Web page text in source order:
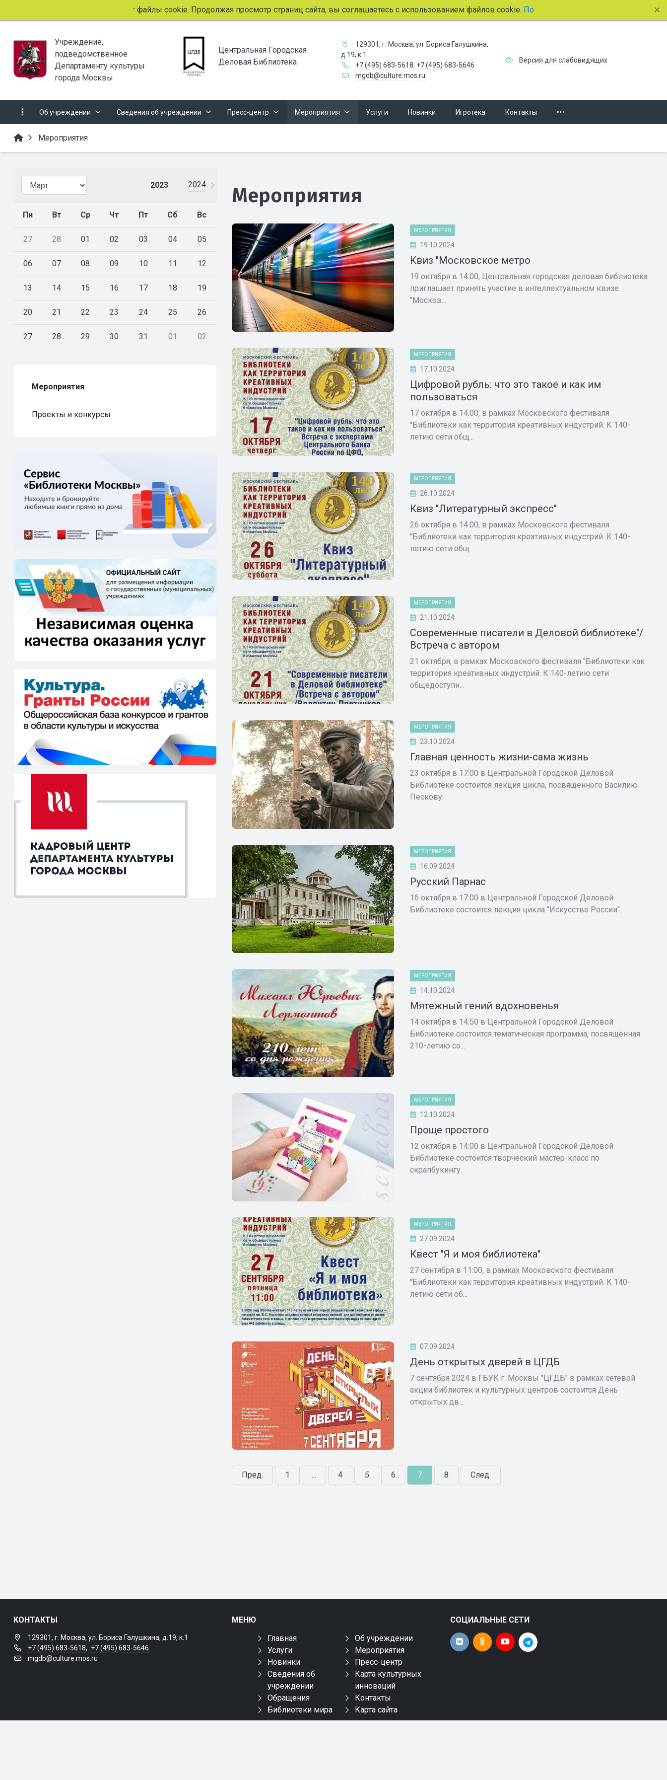
Этот сайт использует файлы cookie. Продолжая просмотр страниц сайта, вы соглашаетесь с использованием файлов cookie.Подробнее.
Учреждение,
подведомственное
Департаменту культуры
города Москвы
Центральная Городская
Деловая Библиотека
129301, г. Москва, ул. Бориса Галушкина,
д.19, к.1
+7 (495) 683-5618, +7 (495) 683-5646
mgdb@culture.mos.ru
Версия для слабовидящих
Об учреждении Сведения об учреждении Пресс-центр Мероприятия Услуги Новинки Игротека Контакты
Мероприятия
2023 2024
Пн Вт Ср Чт Пт Сб Вс
27 28 01 02 03 04 05
06 07 08 09 10 11 12
13 14 15 16 17 18 19
20 21 22 23 24 25 26
27 28 29 30 31 01 02
Мероприятия
Проекты и конкурсы
Мероприятия
МЕРОПРИЯТИЯ
19.10.2024
Квиз "Московское метро
19 октября в 14.00, Центральная городская деловая библиотека
приглашает принять участие в интеллектуальном квизе
"Москов...
МЕРОПРИЯТИЯ
17.10.2024
Цифровой рубль: что это такое и как им
пользоваться
17 октября в 14.00, в рамках Московского фестиваля
"Библиотеки как территория креативных индустрий. К 140-
летию сети общ...
МЕРОПРИЯТИЯ
26.10.2024
Квиз "Литературный экспресс"
26 октября в 14.00, в рамках Московского фестиваля
"Библиотеки как территория креативных индустрий. К 140-
летию сети общ...
МЕРОПРИЯТИЯ
21.10.2024
Современные писатели в Деловой библиотеке"/
Встреча с автором
21 октября, в рамках Московского фестиваля "Библиотеки как
территория креативных индустрий. К 140-летию сети
общедоступн...
МЕРОПРИЯТИЯ
23.10.2024
Главная ценность жизни-сама жизнь
23 октября в 17:00 в Центральной Городской Деловой
Библиотеке состоится лекция цикла, посвящённого Василию
Пескову.
МЕРОПРИЯТИЯ
16.09.2024
Русский Парнас
16 октября в 17:00 в Центральной Городской Деловой
Библиотеке состоится лекция цикла "Искусство России".
МЕРОПРИЯТИЯ
14.10.2024
Мятежный гений вдохновенья
14 октября в 14:50 в Центральной Городской Деловой
Библиотеке состоится тематическая программа, посвящённая
210-летию со...
МЕРОПРИЯТИЯ
12.10.2024
Проще простого
12 октября в 14:00 в Центральной Городской Деловой
Библиотеке состоится творческий мастер-класс по
скрапбукингу.
МЕРОПРИЯТИЯ
27.09.2024
Квест "Я и моя библиотека"
27 сентября в 11:00, в рамках Московского фестиваля
"Библиотеки как территория креативных индустрий. К 140-
летию сети об...
07.09.2024
День открытых дверей в ЦГДБ
7 сентября 2024 в ГБУК г. Москвы "ЦГДБ" в рамках сетевой
акции библиотек и культурных центров состоится День
открытых дв...
Пред. 1 ... 4 5 6 7 8 След.
КОНТАКТЫ
129301, г. Москва, ул. Бориса Галушкина, д.19, к.1
+7 (495) 683-5618, +7 (495) 683-5646
mgdb@culture.mos.ru
МЕНЮ
Главная
Об учреждении
Услуги
Мероприятия
Новинки
Пресс-центр
Сведения об
учреждении
Карта культурных
инноваций
Обращения
Контакты
Библиотеки мира
Карта сайта
СОЦИАЛЬНЫЕ СЕТИ